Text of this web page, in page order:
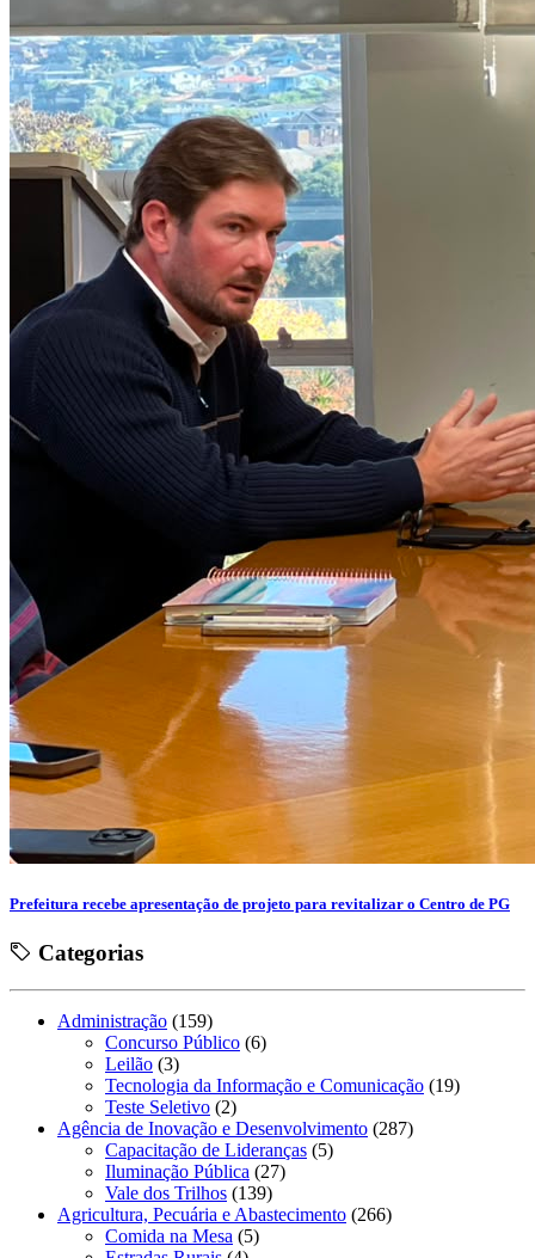
Prefeitura recebe apresentação de projeto para revitalizar o Centro de PG
Categorias
Administração (159)
Concurso Público (6)
Leilão (3)
Tecnologia da Informação e Comunicação (19)
Teste Seletivo (2)
Agência de Inovação e Desenvolvimento (287)
Capacitação de Lideranças (5)
Iluminação Pública (27)
Vale dos Trilhos (139)
Agricultura, Pecuária e Abastecimento (266)
Comida na Mesa (5)